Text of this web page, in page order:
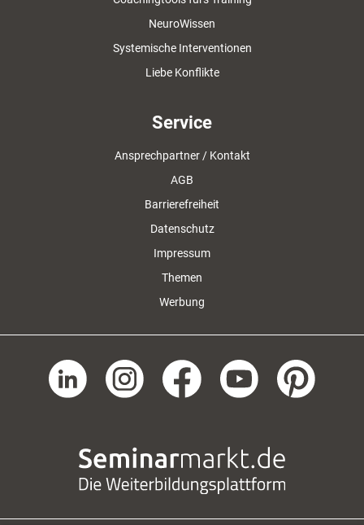
NeuroWissen
Systemische Interventionen
Liebe Konflikte
Service
Ansprechpartner / Kontakt
AGB
Barrierefreiheit
Datenschutz
Impressum
Themen
Werbung